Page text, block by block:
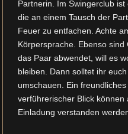
Partnerin. Im Swingerclub
die an einem Tausch der
Feuer zu entfachen. Achte
Körpersprache. Ebenso
das Paar abwendet, will es
bleiben. Dann solltet ihr
umschauen. Ein
verführerischer Blick
Einladung verstanden